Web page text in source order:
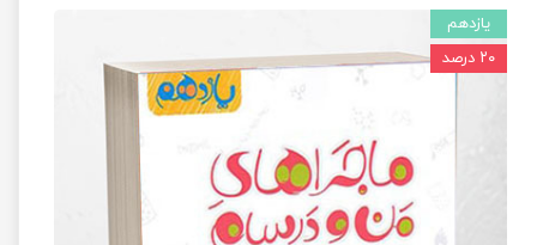
یازدهم
۲۰ درصد